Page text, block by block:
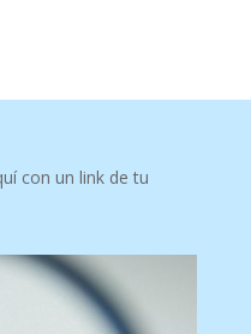
con un link de tu